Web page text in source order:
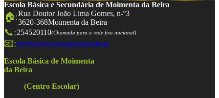
Escola Básica e Secundária de Moimenta da Beira
🏠:Rua Doutor João Lima Gomes, n-º3
3620-368Moimenta da Beira
📞:254520110(Chamada para a rede fixa nacional)
📧:servicos@escolasmoimenta.pt
Escola Básica de Moimenta
da Beira
(Centro Escolar)